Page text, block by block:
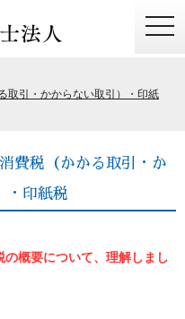
引・かからない取引）・印紙
費税（かかる取引・か
・印紙税
概要について、理解しまし